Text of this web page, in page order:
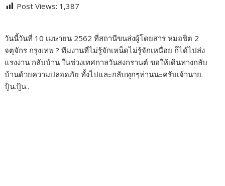
e
b
o
o
k
itt e
bl
r dI
n
y
Li
n
k
e
Post Views: 1,387
วันนี้วันที่ 10 เมษายน 2562 ที่สถานีขนส่งผู้โดยสาร หมอชิต 2
จตุจักร กรุงเทพ ? ทีมงานที่ไม่รู้จักเหน็ดไม่รู้จักเหนื่อย ก็ได้ไปส่ง
แรงงาน กลับบ้าน ในช่วงเทศกาลวันสงกรานต์ ขอให้เดินทางกลับ
บ้านด้วยความปลอดภัย ทั้งไปและกลับทุกๆท่านนะครับเจ้านาย.
ปู้น.ปู้น..